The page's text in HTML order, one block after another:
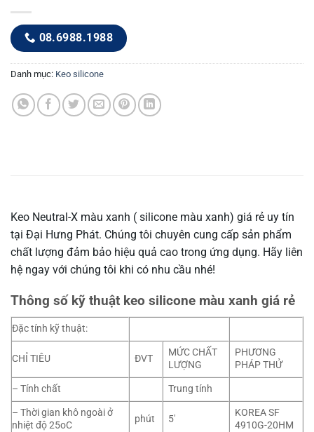
08.6988.1988
Danh mục: Keo silicone
Keo Neutral-X màu xanh ( silicone màu xanh) giá rẻ uy tín
tại Đại Hưng Phát. Chúng tôi chuyên cung cấp sản phẩm
chất lượng đảm bảo hiệu quả cao trong ứng dụng. Hãy liên
hệ ngay với chúng tôi khi có nhu cầu nhé!
Thông số kỹ thuật keo silicone màu xanh giá rẻ
Đặc tính kỹ thuật:
CHỈ TIÊU ĐVT
MỨC CHẤT
LƯỢNG
PHƯƠNG
PHÁP THỬ
– Tính chất
Trung tính
– Thời gian khô ngoài ở
nhiệt độ 25oC
phút 5′
KOREA SF
4910G-20HM